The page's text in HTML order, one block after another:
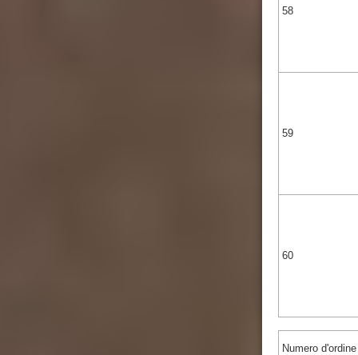
58
59
60
Numero d'ordine